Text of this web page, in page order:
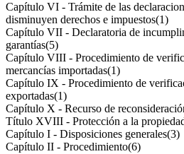
Capítulo VI - Trámite de las
disminuyen derechos e impuestos(1)
Capítulo VII - Declaratoria de
garantías(5)
Capítulo VIII - Procedimiento de
mercancías importadas(1)
Capítulo IX - Procedimiento de
exportadas(1)
Capítulo X - Recurso de
Título XVIII - Protección a la
Capítulo I - Disposiciones generales(3)
Capítulo II - Procedimiento(6)